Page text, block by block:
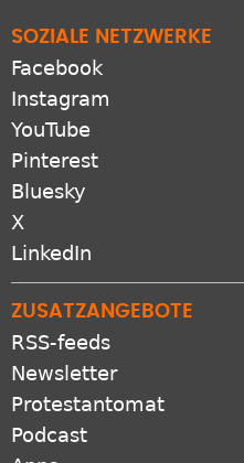
SOZIALE NETZWERKE
Facebook
Instagram
YouTube
Pinterest
Bluesky
X
LinkedIn
ZUSATZANGEBOTE
RSS-feeds
Newsletter
Protestantomat
Podcast